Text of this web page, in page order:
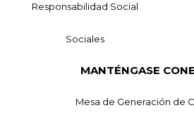
Responsabilidad Social
Sociales
MANTÉNGASE
Mesa de Generación de